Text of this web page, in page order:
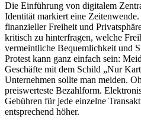
Die Einführung von digitalem
Identität markiert eine
finanzieller Freiheit und
kritisch zu hinterfragen, welche
vermeintliche Bequemlichkeit und
Protest kann ganz einfach sein:
Geschäfte mit dem Schild „Nur
Unternehmen sollte man meiden.
preiswerteste Bezahlform.
Gebühren für jede einzelne
entsprechend höher.